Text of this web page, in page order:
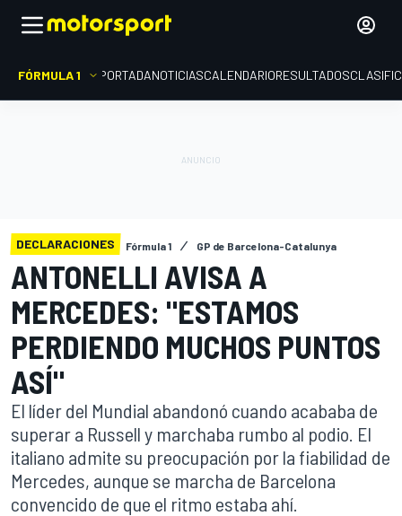
FÓRMULA 1 PORTADANOTICIASCALENDARIORESULTADOS
DECLARACIONES Fórmula 1 GP de Barcelona-Catalunya
ANTONELLI AVISA A
MERCEDES: "ESTAMOS
PERDIENDO MUCHOS PUNTOS
ASÍ"
El líder del Mundial abandonó cuando acababa de
superar a Russell y marchaba rumbo al podio. El
italiano admite su preocupación por la fiabilidad de
Mercedes, aunque se marcha de Barcelona
convencido de que el ritmo estaba ahí.